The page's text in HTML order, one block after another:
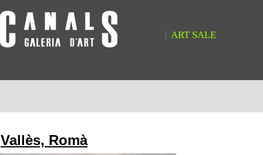
ART SALE
Vallès, Romà